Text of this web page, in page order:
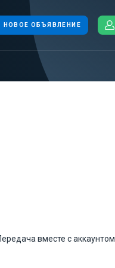
НОВОЕ ОБЪЯВЛЕНИЕ
вместе с аккаунтом